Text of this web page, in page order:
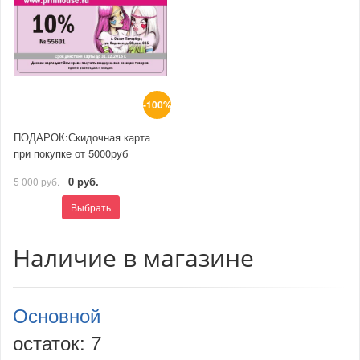
-100%
ПОДАРОК:Скидочная карта
при покупке от 5000руб
5 000 руб. 0 руб.
Выбрать
Наличие в магазине
Основной
остаток: 7